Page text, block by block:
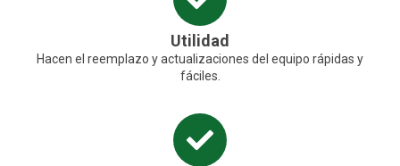
Utilidad
Hacen el reemplazo y actualizaciones del equipo rápidas y
fáciles.